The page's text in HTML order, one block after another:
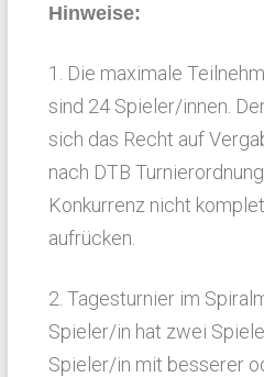
Hinweise:
1. Die maximale
sind 24 Spieler/innen.
sich das Recht auf
nach DTB
Konkurrenz nicht
aufrücken.
2. Tagesturnier im
Spieler/in hat zwei
Spieler/in mit besserer